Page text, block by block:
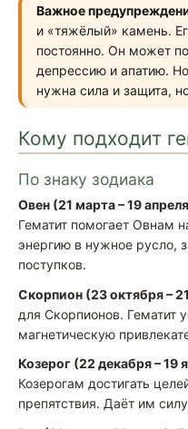
Важное
и «тяжёлый» камень.
постоянно. Он может
депрессию и апатию.
нужна сила и защита,
Кому подходит
По знаку зодиака
Овен (21 марта – 19
Гематит помогает Овнам
энергию в нужное русло,
поступков.
Скорпион (23 октября –
для Скорпионов. Гематит
магнетическую
Козерог (22 декабря – 19
Козерогам достигать
препятствия. Даёт им